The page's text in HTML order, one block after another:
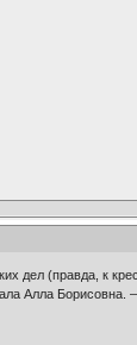
дел (правда, к
Алла